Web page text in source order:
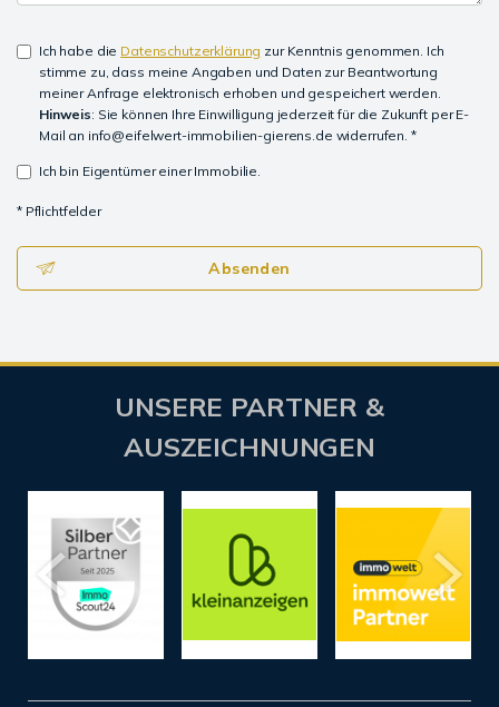
Ich habe die Datenschutzerklärung zur Kenntnis genommen. Ich
stimme zu, dass meine Angaben und Daten zur Beantwortung
meiner Anfrage elektronisch erhoben und gespeichert werden.
Hinweis: Sie können Ihre Einwilligung jederzeit für die Zukunft per E-
Mail an info@eifelwert-immobilien-gierens.de widerrufen. *
Ich bin Eigentümer einer Immobilie.
* Pflichtfelder
Absenden
UNSERE PARTNER &
AUSZEICHNUNGEN